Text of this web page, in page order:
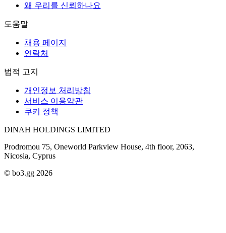
왜 우리를 신뢰하나요
도움말
채용 페이지
연락처
법적 고지
개인정보 처리방침
서비스 이용약관
쿠키 정책
DINAH HOLDINGS LIMITED
Prodromou 75, Oneworld Parkview House, 4th floor, 2063,
Nicosia, Cyprus
© bo3.gg 2026